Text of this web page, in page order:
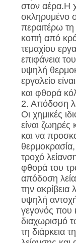
PRIVACY
POLICY
στον αέρα.Η
σκληρυμένο
περαιτέρω
κοπή από
τεμαχίου
επιφάνεια
υψηλή
εργαλείο
και φθορά
2. Απόδοση
Οι χημικές
είναι ζωηρές
και να
τροχό
φθορά του
απόδοση
την ακρίβεια
υψηλή
γεγονός που
διαχωρισμό
τη διάρκεια